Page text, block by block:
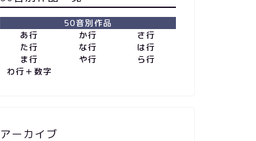
50音別作品
あ行
か行
さ行
た行
な行
は行
ま行
や行
ら行
わ行＋数字
アーカイブ